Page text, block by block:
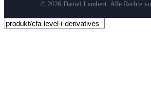
© 2026 Daniel Lambert. Alle Rechte